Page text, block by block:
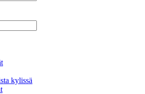
kylissä